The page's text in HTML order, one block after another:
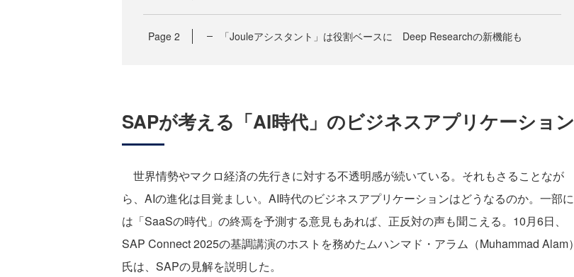
Page 2 「Jouleアシスタント」は役割ベースに Deep Researchの新機能も
SAPが考える「AI時代」のビジネスアプリケーション
世界情勢やマクロ経済の先行きに対する不透明感が続いている。それもさることなが
ら、AIの進化は目覚ましい。AI時代のビジネスアプリケーションはどうなるのか。一部に
は「SaaSの時代」の終焉を予測する意見もあれば、正反対の声も聞こえる。10月6日、
SAP Connect 2025の基調講演のホストを務めたムハンマド・アラム（Muhammad Alam）
氏は、SAPの見解を説明した。